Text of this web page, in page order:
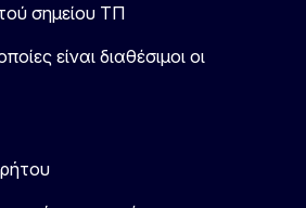
σημείου ΤΠ
είναι διαθέσιμοι οι